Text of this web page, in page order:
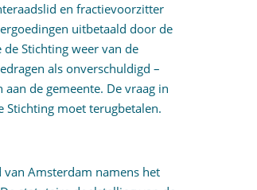
en fractievoorzitter
uitbetaald door de
Stichting weer van de
als onverschuldigd –
de gemeente. De vraag in
Stichting moet terugbetalen.
van Amsterdam namens het